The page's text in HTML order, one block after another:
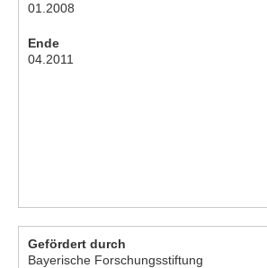
01.2008
Ende
04.2011
Gefördert durch
Bayerische Forschungsstiftung